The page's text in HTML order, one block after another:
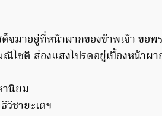
มาอยู่ที่หน้าผากของข้าพเจ้า ขอพ
โชติ ส่องแสงโปรดอยู่เบื้องหน้าผ
านิยม
ชายะเตฯ